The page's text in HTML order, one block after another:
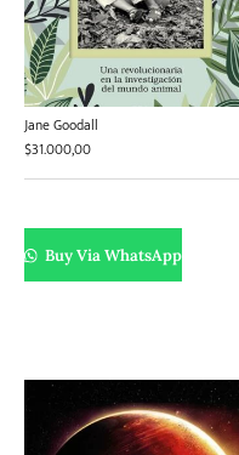
Jane Goodall
$31.000,00
Buy Via WhatsApp